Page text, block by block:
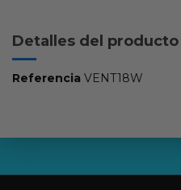
Detalles del producto
Referencia VENT18W